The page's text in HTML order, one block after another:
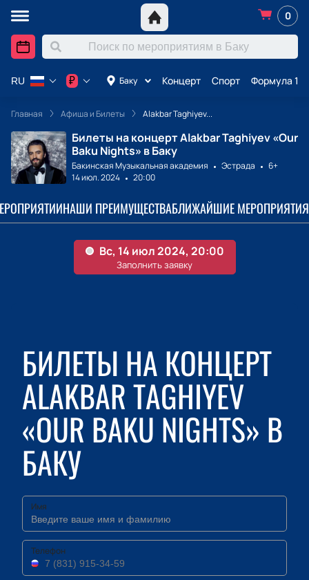
0
Баку Концерт Спорт Формула 1
RU ₽
Главная Афиша и Билеты Alakbar Taghiyev...
Билеты на концерт Alakbar Taghiyev «Our
Baku Nights» в Баку
Бакинская Музыкальная академия Эстрада
6+
14 июл. 2024
20:00
НАШИ ПРЕИМУЩЕСТВАБЛИЖАЙШИЕ МЕРОПРИЯТИЯ
БИЛЕТЫ НА КОНЦЕРТ
ALAKBAR TAGHIYEV
«OUR BAKU NIGHTS» В
БАКУ
Имя
Телефон